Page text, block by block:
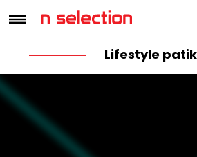
Lifestyle